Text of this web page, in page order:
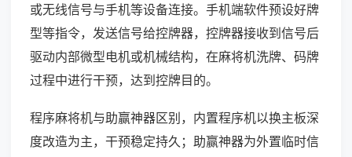
或无线信号与手机等设备连接。手机端软件预设好牌
型等指令，发送信号给控牌器，控牌器接收到信号后
驱动内部微型电机或机械结构，在麻将机洗牌、码牌
过程中进行干预，达到控牌目的。
程序麻将机与助赢神器区别，内置程序机以换主板深
度改造为主，干预稳定持久；助赢神器为外置临时信